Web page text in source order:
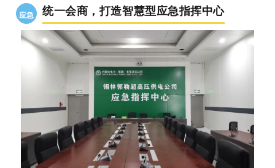
应急 统一会商，打造智慧型应急指挥中心